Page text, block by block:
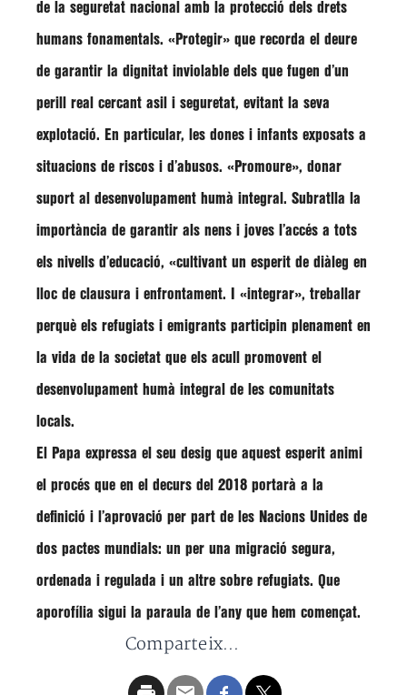
de la seguretat nacional amb la protecció dels drets
humans fonamentals. « Protegir» que recorda el deure
de garantir la dignitat inviolable dels que fugen d’un
perill real cercant asil i seguretat, evitant la seva
explotació. En particular, les dones i infants exposats a
situacions de riscos i d’abusos. « Promoure», donar
suport al desenvolupament humà integral. Subratlla la
importància de garantir als nens i joves l’accés a tots
els nivells d’educació, «cultivant un esperit de diàleg en
lloc de clausura i enfrontament. I «integrar», treballar
perquè els refugiats i emigrants participin plenament en
la vida de la societat que els acull promovent el
desenvolupament humà integral de les comunitats
locals.
El Papa expressa el seu desig que aquest esperit animi
el procés que en el decurs del 2018 portarà a la
definició i l’aprovació per part de les Nacions Unides de
dos pactes mundials: un per una migració segura,
ordenada i regulada i un altre sobre refugiats. Que
aporofília sigui la paraula de l’any que hem començat.
Comparteix...